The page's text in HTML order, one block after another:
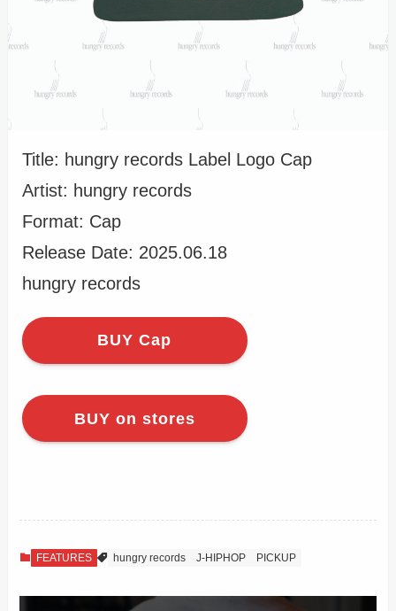
Title: hungry records Label Logo Cap
Artist: hungry records
Format: Cap
Release Date: 2025.06.18
hungry records
BUY Cap
BUY on stores
FEATURES hungry records J-HIPHOP PICKUP